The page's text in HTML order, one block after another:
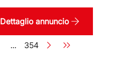
Dettaglio annuncio
... Pagina
354